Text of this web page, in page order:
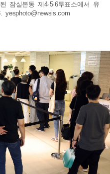
잠실본동 제4·5·6투표소에서 유
yesphoto@newsis.com